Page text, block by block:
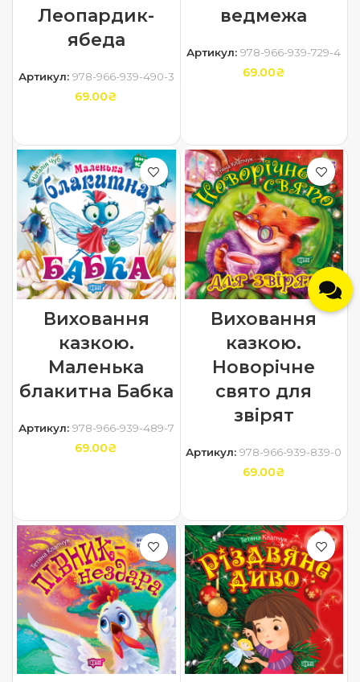
Леопардик-
ябеда
Артикул: 978-966-939-490-3
69.00₴
ведмежа
Артикул:978-966-939-729-4
69.00₴
Виховання
казкою.
Маленька
блакитна Бабка
Артикул: 978-966-939-489-7
69.00₴
Виховання
казкою.
Новорічне
свято для
звірят
Артикул:978-966-939-839-0
69.00₴